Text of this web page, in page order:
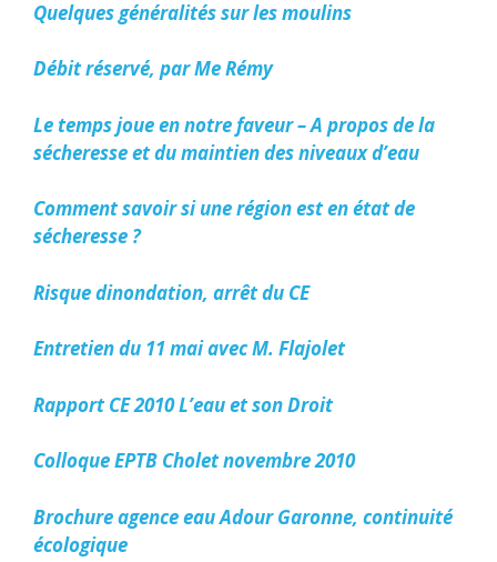
Quelques généralités sur les moulins
Débit réservé, par Me Rémy
Le temps joue en notre faveur – A propos de la
sécheresse et du maintien des niveaux d’eau
Comment savoir si une région est en état de
sécheresse ?
Risque dinondation, arrêt du CE
Entretien du 11 mai avec M. Flajolet
Rapport CE 2010 L’eau et son Droit
Colloque EPTB Cholet novembre 2010
Brochure agence eau Adour Garonne, continuité
écologique